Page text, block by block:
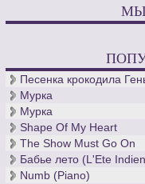
МЫ
Песенка крокодила
Мурка
Мурка
Shape Of My Heart
The Show Must Go On
Бабье лето (L'Ete
Numb (Piano)